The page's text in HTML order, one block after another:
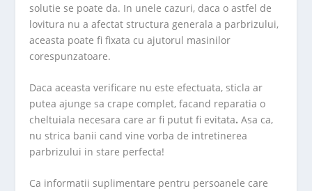
solutie se poate da. In unele cazuri, daca o astfel de
lovitura nu a afectat structura generala a parbrizului,
aceasta poate fi fixata cu ajutorul masinilor
corespunzatoare.
Daca aceasta verificare nu este efectuata, sticla ar
putea ajunge sa crape complet, facand reparatia o
cheltuiala necesara care ar fi putut fi evitata. Asa ca,
nu strica banii cand vine vorba de intretinerea
parbrizului in stare perfecta!
Ca informatii suplimentare pentru persoanele care